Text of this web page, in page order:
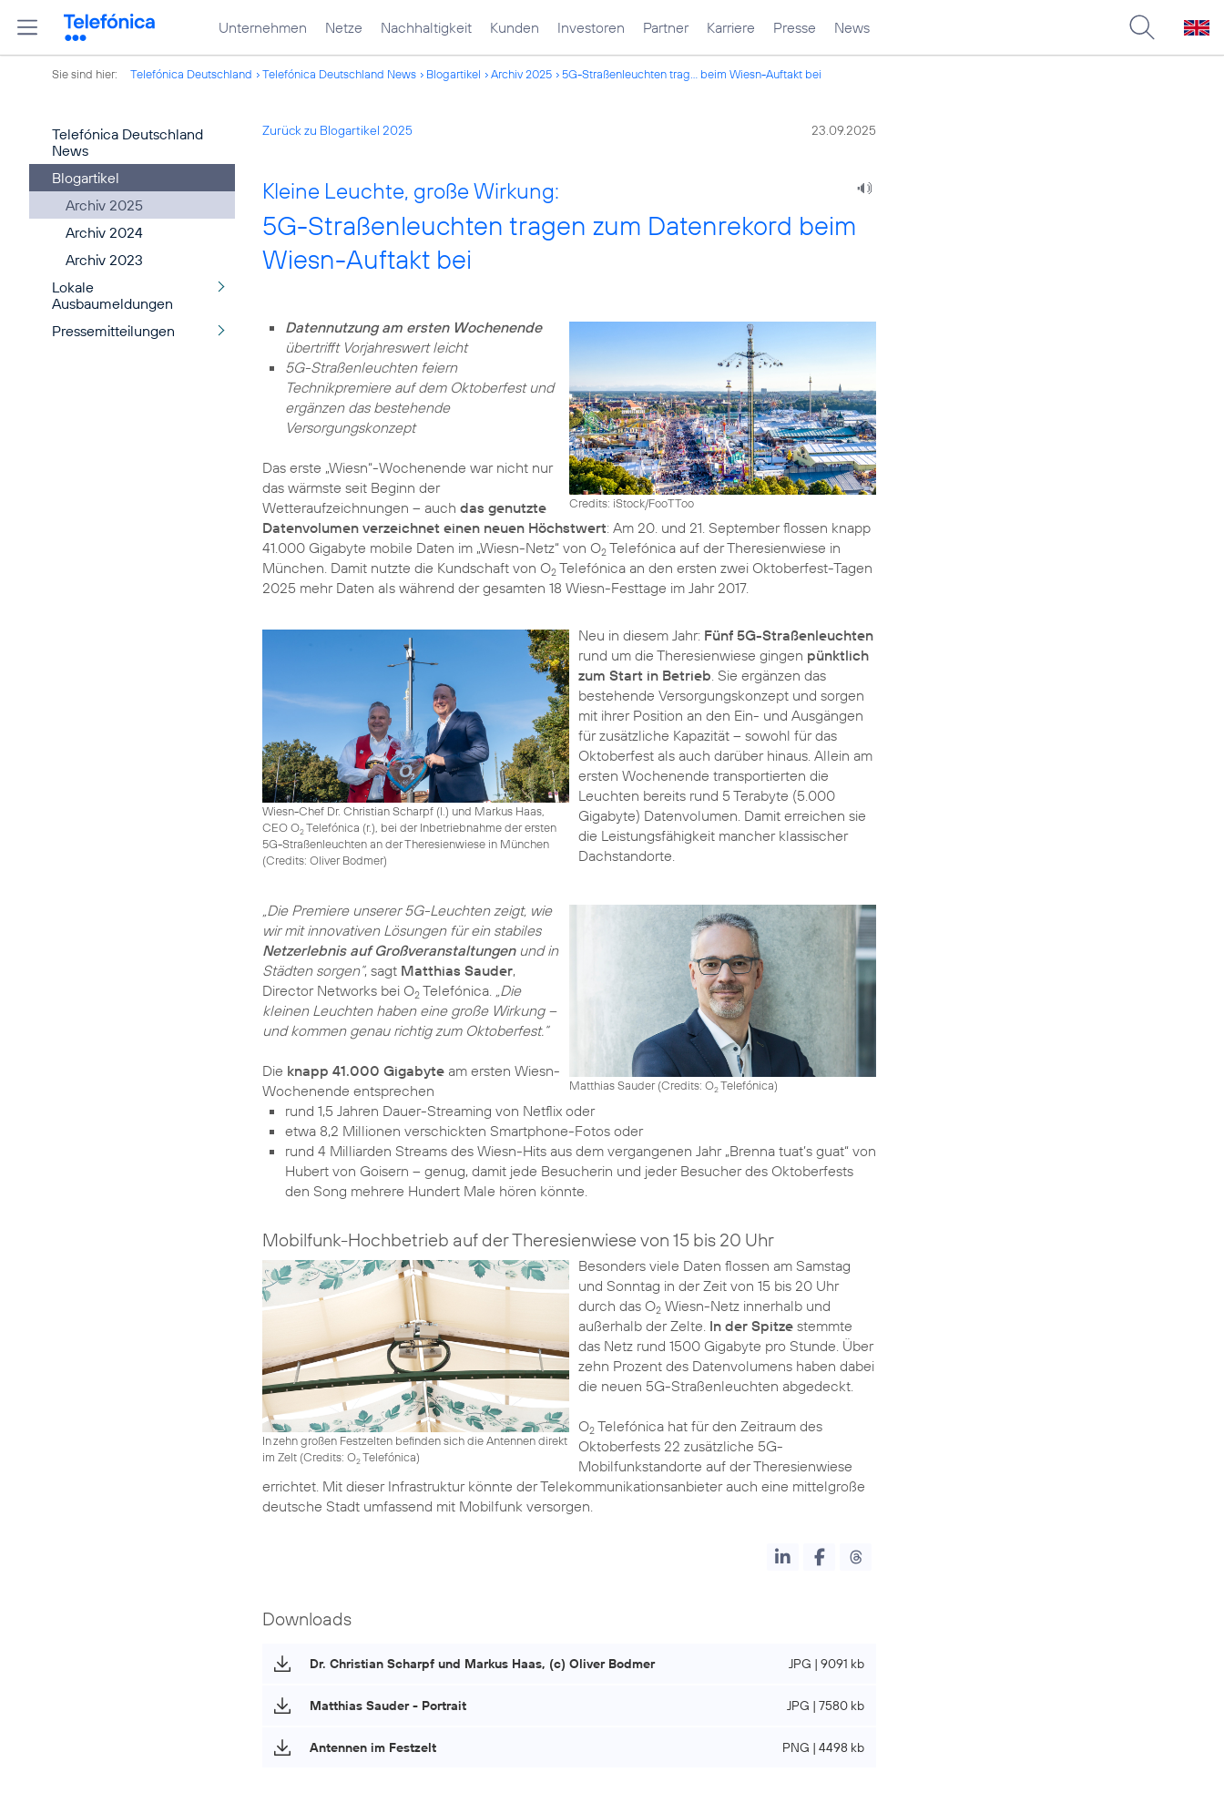
Unternehmen Netze Nachhaltigkeit Kunden Investoren Partner Karriere Presse News
Sie sind hier: Telefónica Deutschland Telefónica Deutschland News Blogartikel Archiv 2025 5G-Straßenleuchten trag... beim Wiesn-Auftakt bei
Telefónica Deutschland
News
Blogartikel
Archiv 2025
Archiv 2024
Archiv 2023
Lokale
Ausbaumeldungen
Pressemitteilungen
Zurück zu Blogartikel 2025 23.09.2025
Kleine Leuchte, große Wirkung:
5G-Straßenleuchten tragen zum Datenrekord beim
Wiesn-Auftakt bei
Credits: iStock/FooTToo
Datennutzung am ersten Wochenende
übertrifft Vorjahreswert leicht
5G-Straßenleuchten feiern
Technikpremiere auf dem Oktoberfest und
ergänzen das bestehende
Versorgungskonzept
Das erste „Wiesn“-Wochenende war nicht nur
das wärmste seit Beginn der
Wetteraufzeichnungen – auch das genutzte
Datenvolumen verzeichnet einen neuen Höchstwert: Am 20. und 21. September flossen knapp
41.000 Gigabyte mobile Daten im „Wiesn-Netz“ von O2 Telefónica auf der Theresienwiese in
München. Damit nutzte die Kundschaft von O2 Telefónica an den ersten zwei Oktoberfest-Tagen
2025 mehr Daten als während der gesamten 18 Wiesn-Festtage im Jahr 2017.
Wiesn-Chef Dr. Christian Scharpf (l.) und Markus Haas,
CEO O2Telefónica (r.), bei der Inbetriebnahme der ersten
5G-Straßenleuchten an der Theresienwiese in München
(Credits: Oliver Bodmer)
Neu in diesem Jahr: Fünf 5G-Straßenleuchten
rund um die Theresienwiese gingen pünktlich
zum Start in Betrieb. Sie ergänzen das
bestehende Versorgungskonzept und sorgen
mit ihrer Position an den Ein- und Ausgängen
für zusätzliche Kapazität – sowohl für das
Oktoberfest als auch darüber hinaus. Allein am
ersten Wochenende transportierten die
Leuchten bereits rund 5 Terabyte (5.000
Gigabyte) Datenvolumen. Damit erreichen sie
die Leistungsfähigkeit mancher klassischer
Dachstandorte.
Matthias Sauder (Credits: O2Telefónica)
„Die Premiere unserer 5G-Leuchten zeigt, wie
wir mit innovativen Lösungen für ein stabiles
Netzerlebnis auf Großveranstaltungenund in
Städten sorgen“, sagt Matthias Sauder,
Director Networks bei O2 Telefónica.
„Die
kleinen Leuchten haben eine große Wirkung –
und kommen genau richtig zum Oktoberfest.“
Die knapp 41.000 Gigabyte am ersten Wiesn-
rund 1,5 Jahren Dauer-Streaming von Netflix oder
etwa 8,2 Millionen verschickten Smartphone-Fotos oder
rund 4 Milliarden Streams des Wiesn-Hits aus dem vergangenen Jahr „Brenna tuat’s guat“ von
Hubert von Goisern – genug, damit jede Besucherin und jeder Besucher des Oktoberfests
den Song mehrere Hundert Male hören könnte.
Mobilfunk-Hochbetrieb auf der Theresienwiese von 15 bis 20 Uhr
In zehn großen Festzelten befinden sich die Antennen direkt
im Zelt (Credits: O2Telefónica)
Besonders viele Daten flossen am Samstag
und Sonntag in der Zeit von 15 bis 20 Uhr
durch das O2 Wiesn-Netz innerhalb und
außerhalb der Zelte. In der Spitze stemmte
das Netz rund 1500 Gigabyte pro Stunde. Über
zehn Prozent des Datenvolumens haben dabei
die neuen 5G-Straßenleuchten abgedeckt.
O2 Telefónica hat für den Zeitraum des
Oktoberfests 22 zusätzliche 5G-
Mobilfunkstandorte auf der Theresienwiese
errichtet. Mit dieser Infrastruktur könnte der Telekommunikationsanbieter auch eine mittelgroße
deutsche Stadt umfassend mit Mobilfunk versorgen.
Downloads
Dr. Christian Scharpf und Markus Haas, (c) Oliver Bodmer JPG | 9091 kb
Matthias Sauder - Portrait JPG | 7580 kb
Antennen im Festzelt PNG | 4498 kb